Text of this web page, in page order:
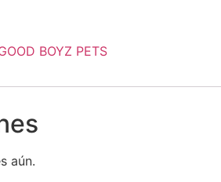
BOYZ PETS
aún.